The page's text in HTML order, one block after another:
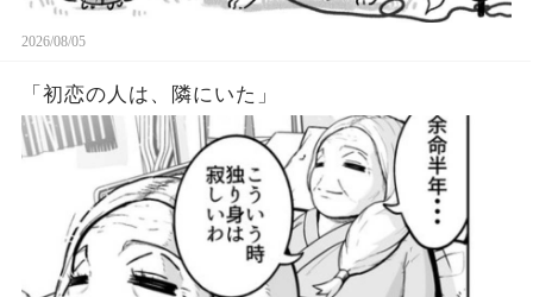
2026/08/05
「初恋の人は、隣にいた」